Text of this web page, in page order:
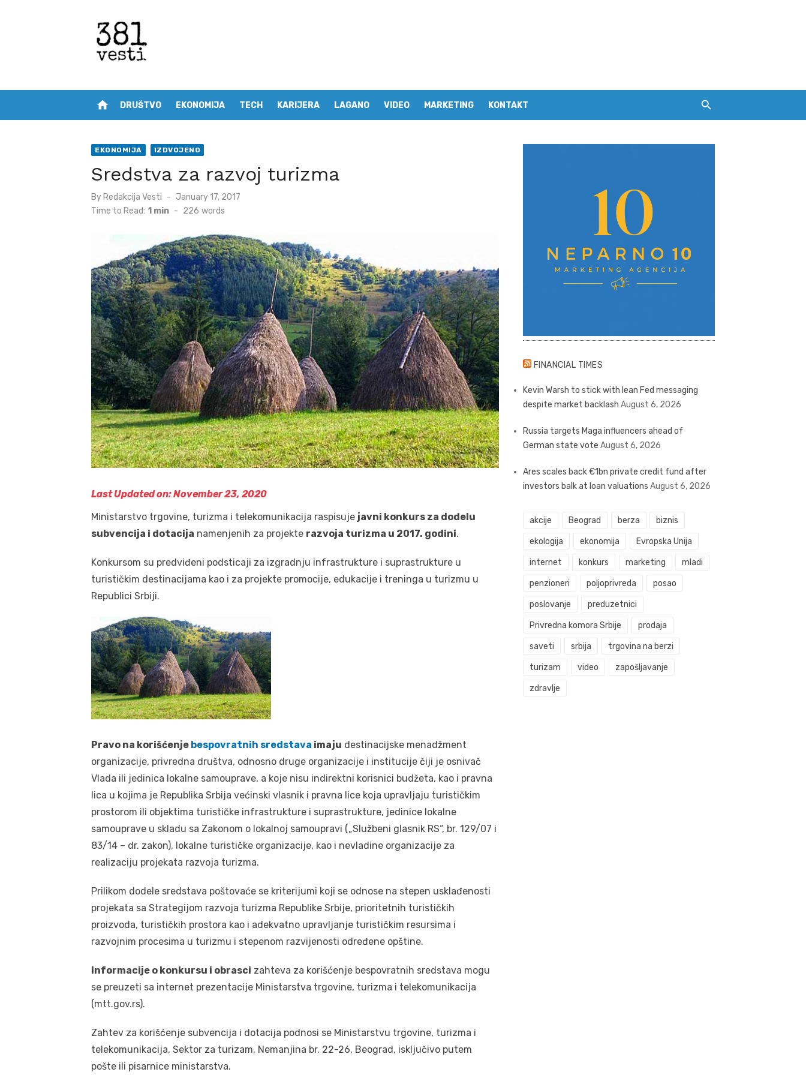
home DRUŠTVO EKONOMIJA TECH KARIJERA LAGANO VIDEO MARKETING KONTAKT
EKONOMIJA IZDVOJENO
Sredstva za razvoj turizma
By Redakcija Vesti
Posted
on
January 17, 2017
Time to Read: 1 min - 226 words
Last Updated on: November 23, 2020
Ministarstvo trgovine, turizma i telekomunikacija raspisuje javni konkurs za dodelu
subvencija i dotacija namenjenih za projekte razvoja turizma u 2017. godini.
Konkursom su predviđeni podsticaji za izgradnju infrastrukture i suprastrukture u
turističkim destinacijama kao i za projekte promocije, edukacije i treninga u turizmu u
Republici Srbiji.
Pravo na korišćenje bespovratnih sredstava imaju destinacijske menadžment
organizacije, privredna društva, odnosno druge organizacije i institucije čiji je osnivač
Vlada ili jedinica lokalne samouprave, a koje nisu indirektni korisnici budžeta, kao i pravna
lica u kojima je Republika Srbija većinski vlasnik i pravna lice koja upravljaju turističkim
prostorom ili objektima turističke infrastrukture i suprastrukture, jedinice lokalne
samouprave u skladu sa Zakonom o lokalnoj samoupravi („Službeni glasnik RS“, br. 129/07 i
83/14 – dr. zakon), lokalne turističke organizacije, kao i nevladine organizacije za
realizaciju projekata razvoja turizma.
Prilikom dodele sredstava poštovaće se kriterijumi koji se odnose na stepen usklađenosti
projekata sa Strategijom razvoja turizma Republike Srbije, prioritetnih turističkih
proizvoda, turističkih prostora kao i adekvatno upravljanje turističkim resursima i
razvojnim procesima u turizmu i stepenom razvijenosti određene opštine.
Informacije o konkursu i obrasci zahteva za korišćenje bespovratnih sredstava mogu
se preuzeti sa internet prezentacije Ministarstva trgovine, turizma i telekomunikacija
(mtt.gov.rs).
Zahtev za korišćenje subvencija i dotacija podnosi se Ministarstvu trgovine, turizma i
telekomunikacija, Sektor za turizam, Nemanjina br. 22-26, Beograd, isključivo putem
pošte ili pisarnice ministarstva.
FINANCIAL TIMES
Kevin Warsh to stick with lean Fed messaging
despite market backlash August 6, 2026
Russia targets Maga influencers ahead of
German state vote August 6, 2026
Ares scales back €1bn private credit fund after
investors balk at loan valuations August 6, 2026
akcije Beograd berza biznis
ekologija ekonomija Evropska Unija
internet konkurs marketing mladi
penzioneri poljoprivreda posao
poslovanje preduzetnici
Privredna komora Srbije prodaja
saveti srbija trgovina na berzi
turizam video zapošljavanje
zdravlje